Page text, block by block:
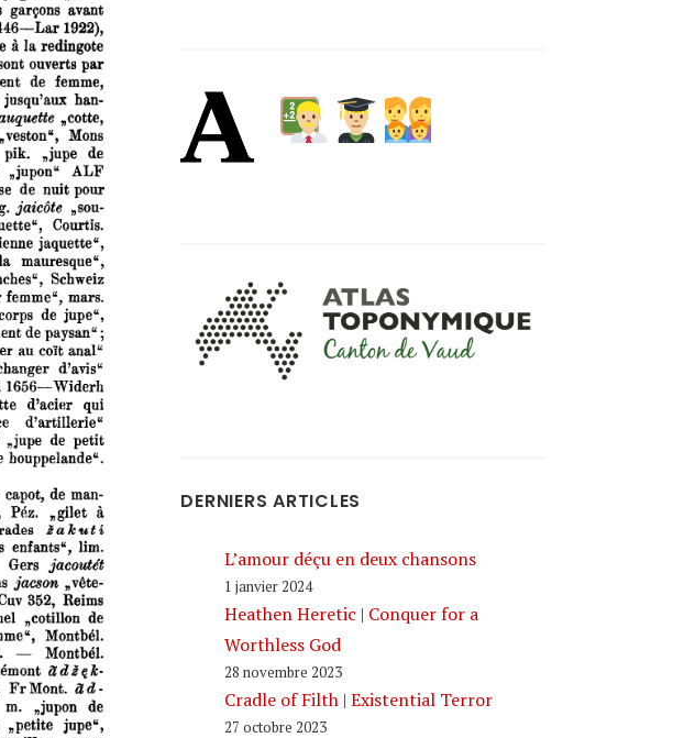
DERNIERS ARTICLES
L’amour déçu en deux chansons
1 janvier 2024
Heathen Heretic | Conquer for a
Worthless God
28 novembre 2023
Cradle of Filth | Existential Terror
27 octobre 2023